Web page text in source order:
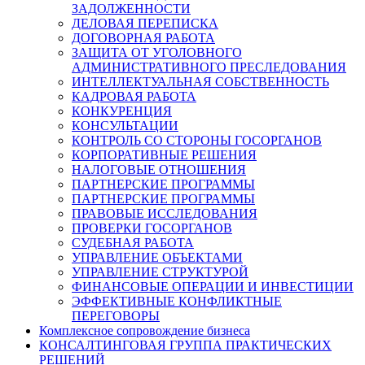
ЗАДОЛЖЕННОСТИ
ДЕЛОВАЯ ПЕРЕПИСКА
ДОГОВОРНАЯ РАБОТА
ЗАЩИТА ОТ УГОЛОВНОГО
АДМИНИСТРАТИВНОГО ПРЕСЛЕДОВАНИЯ
ИНТЕЛЛЕКТУАЛЬНАЯ СОБСТВЕННОСТЬ
КАДРОВАЯ РАБОТА
КОНКУРЕНЦИЯ
КОНСУЛЬТАЦИИ
КОНТРОЛЬ СО СТОРОНЫ ГОСОРГАНОВ
КОРПОРАТИВНЫЕ РЕШЕНИЯ
НАЛОГОВЫЕ ОТНОШЕНИЯ
ПАРТНЕРСКИЕ ПРОГРАММЫ
ПАРТНЕРСКИЕ ПРОГРАММЫ
ПРАВОВЫЕ ИССЛЕДОВАНИЯ
ПРОВЕРКИ ГОСОРГАНОВ
СУДЕБНАЯ РАБОТА
УПРАВЛЕНИЕ ОБЪЕКТАМИ
УПРАВЛЕНИЕ СТРУКТУРОЙ
ФИНАНСОВЫЕ ОПЕРАЦИИ И ИНВЕСТИЦИИ
ЭФФЕКТИВНЫЕ КОНФЛИКТНЫЕ
ПЕРЕГОВОРЫ
Комплексное сопровождение бизнеса
КОНСАЛТИНГОВАЯ ГРУППА ПРАКТИЧЕСКИХ
РЕШЕНИЙ